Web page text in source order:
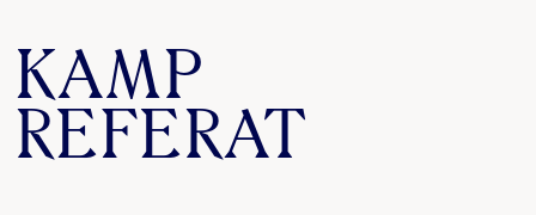
KAMP
REFERAT